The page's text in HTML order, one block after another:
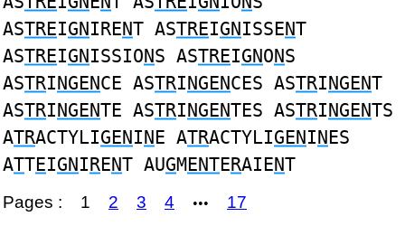
ASTREIGNIRENT ASTREIGNISSENT
ASTREIGNISSIONS ASTREIGNONS
ASTRINGENCE ASTRINGENCES ASTRINGENT
ASTRINGENTE ASTRINGENTES ASTRINGENTS
ATRACTYLIGENINE ATRACTYLIGENINES
ATTEIGNIRENT AUGMENTERAIENT
Pages : 1 2 3 4 ••• 17